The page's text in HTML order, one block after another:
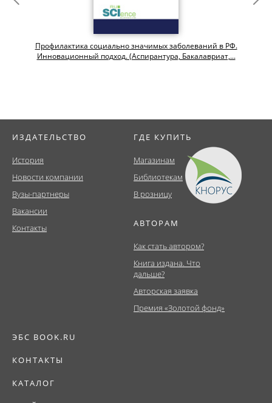
Профилактика социально значимых заболеваний в РФ.
Инновационный подход. (Аспирантура, Бакалавриат,...
ИЗДАТЕЛЬСТВО
История
Новости компании
Вузы-партнеры
Вакансии
Контакты
ГДЕ КУПИТЬ
Магазинам
Библиотекам
В розницу
АВТОРАМ
Как стать автором?
Книга издана. Что
дальше?
Авторская заявка
Премия «Золотой фонд»
ЭБС BOOK.RU
КОНТАКТЫ
КАТАЛОГ